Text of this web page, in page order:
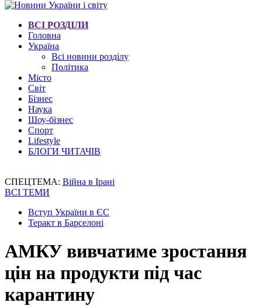
ВСІ РОЗДІЛИ
Головна
Україна
Всі новини розділу
Політика
Місто
Світ
Бізнес
Наука
Шоу-бізнес
Спорт
Lifestyle
БЛОГИ ЧИТАЧІВ
СПЕЦТЕМА: Війна в Ірані
ВСІ ТЕМИ
Вступ України в ЄС
Теракт в Барселоні
АМКУ вивчатиме зростання
цін на продукти під час
карантину